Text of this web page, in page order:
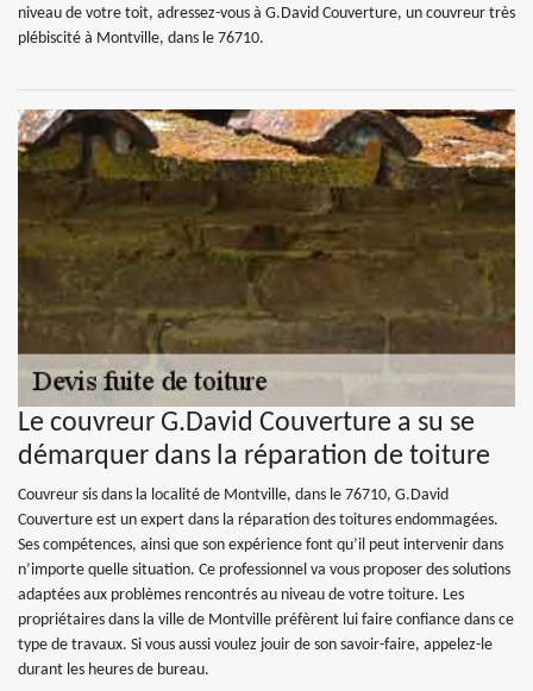
niveau de votre toit, adressez-vous à G.David Couverture, un couvreur très
plébiscité à Montville, dans le 76710.
Le couvreur G.David Couverture a su se
démarquer dans la réparation de toiture
Couvreur sis dans la localité de Montville, dans le 76710, G.David
Couverture est un expert dans la réparation des toitures endommagées.
Ses compétences, ainsi que son expérience font qu’il peut intervenir dans
n’importe quelle situation. Ce professionnel va vous proposer des solutions
adaptées aux problèmes rencontrés au niveau de votre toiture. Les
propriétaires dans la ville de Montville préfèrent lui faire confiance dans ce
type de travaux. Si vous aussi voulez jouir de son savoir-faire, appelez-le
durant les heures de bureau.